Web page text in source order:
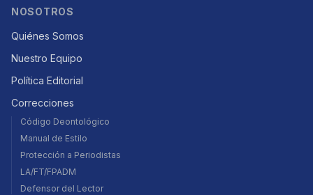
NOSOTROS
Quiénes Somos
Nuestro Equipo
Política Editorial
Correcciones
Código Deontológico
Manual de Estilo
Protección a Periodistas
LA/FT/FPADM
Defensor del Lector